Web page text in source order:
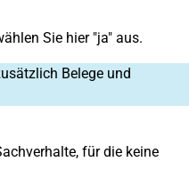
Sie hier "ja" aus.
Belege und
für die keine